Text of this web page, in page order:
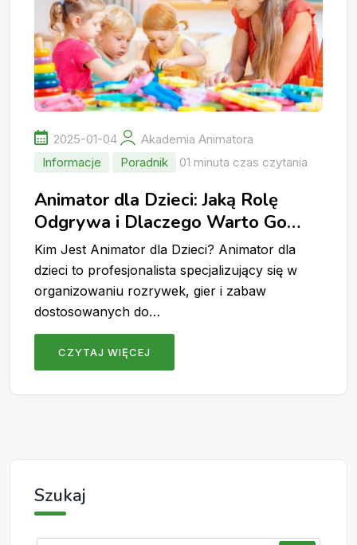
2025-01-04
Akademia Animatora
Informacje
Poradnik 01 minuta czas czytania
Animator dla Dzieci: Jaką Rolę
Odgrywa i Dlaczego Warto Go
Wynająć?
Kim Jest Animator dla Dzieci? Animator dla
dzieci to profesjonalista specjalizujący się w
organizowaniu rozrywek, gier i zabaw
dostosowanych do…
CZYTAJ WIĘCEJ
Szukaj